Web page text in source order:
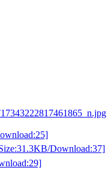
Download:37]